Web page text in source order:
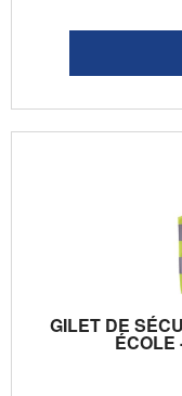
GILET DE
ÉCOLE